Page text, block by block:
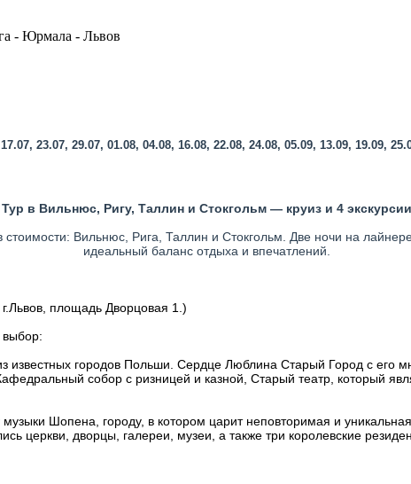
- Юрмала - Львов
23.07, 29.07, 01.08, 04.08, 16.08, 22.08, 24.08, 05.09, 13.09, 19.09,
Тур в Вильнюс, Ригу, Таллин и Стокгольм — круиз и 4 экскурсии
Вильнюс, Рига, Таллин и Стокгольм. Две ночи на
идеальный баланс отдыха и впечатлений.
площадь Дворцовая 1.)
выбор:
известных городов Польши. Сердце Люблина Старый Город с его
собор с ризницей и казной, Старый театр, который
музыки Шопена, городу, в котором царит неповторимая и
церкви, дворцы, галереи, музеи, а также три королевские